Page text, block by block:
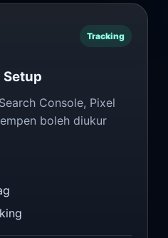
Tracking
Console, Pixel
boleh diukur